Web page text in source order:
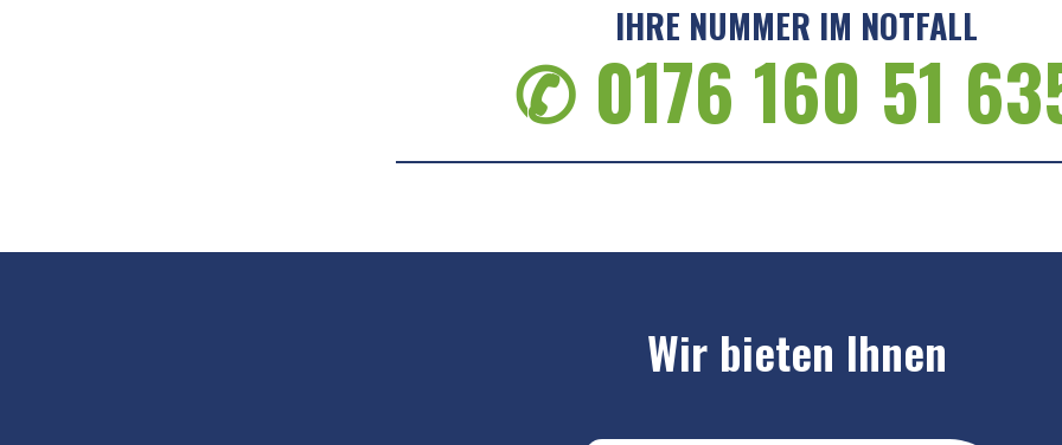
IHRE NUMMER IM NOTFALL
✆ 0176 160 51
Wir bieten Ihnen